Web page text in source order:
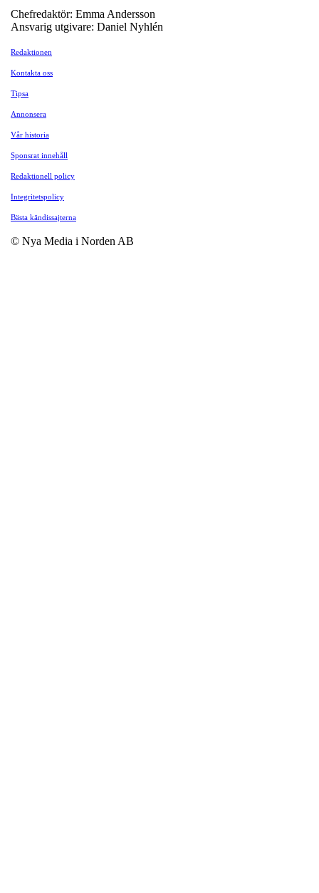
Chefredaktör: Emma Andersson
Ansvarig utgivare: Daniel Nyhlén
Redaktionen
Kontakta oss
Tipsa
Annonsera
Vår historia
Sponsrat innehåll
Redaktionell policy
Integritetspolicy
Bästa kändissajterna
© Nya Media i Norden AB